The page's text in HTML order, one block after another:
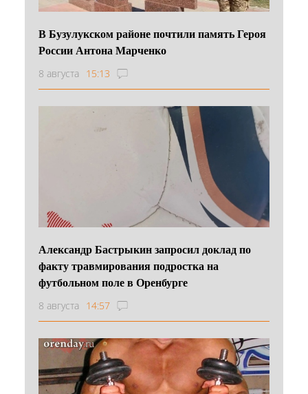
В Бузулукском районе почтили память Героя
России Антона Марченко
8 августа 15:13
Александр Бастрыкин запросил доклад по
факту травмирования подростка на
футбольном поле в Оренбурге
8 августа 14:57